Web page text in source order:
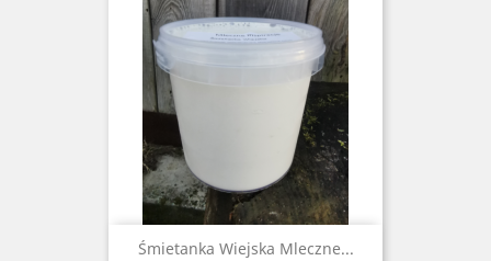
Śmietanka Wiejska Mleczne...